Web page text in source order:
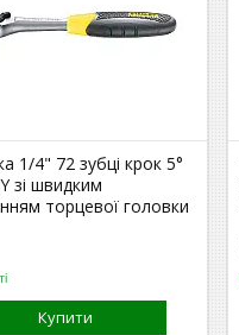
1/4" 72 зубці крок 5°
зі швидким
торцевої головки
Купити